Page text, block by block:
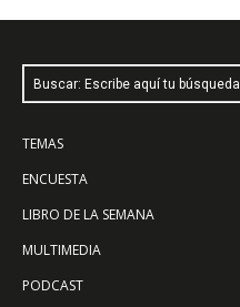
Buscar: Escribe aquí tu búsqueda
TEMAS
ENCUESTA
LIBRO DE LA SEMANA
MULTIMEDIA
PODCAST